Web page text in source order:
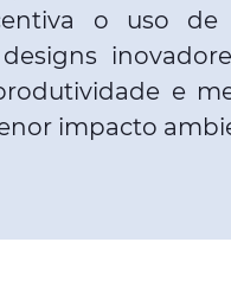
o uso de
e
impacto